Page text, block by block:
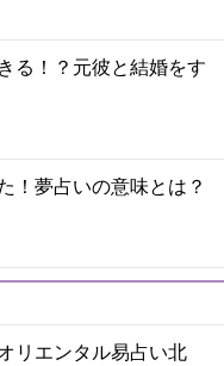
る！？元彼と結婚をす
！夢占いの意味とは？
リエンタル易占い北